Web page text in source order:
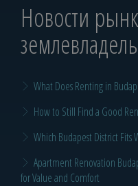
Новости
What Does Renting in
How to Still Find a Good
Which Budapest District Fits
Apartment Renovation
for Value and Comfort